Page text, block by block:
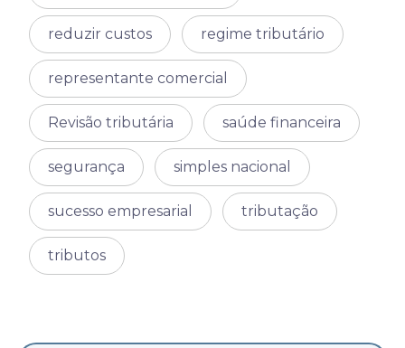
reduzir custos regime tributário
representante comercial
Revisão tributária saúde financeira
segurança simples nacional
sucesso empresarial tributação
tributos